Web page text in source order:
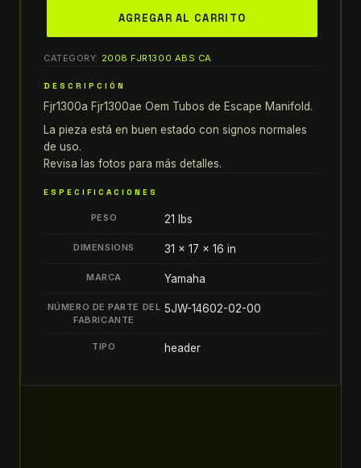
fjr1300a
06-
09
fjr1300ae
OEM
TUBOS
MANIFOLD
AGREGAR AL CARRITO
CATEGORY: 2008 FJR1300 ABS CA
DESCRIPCIÓN
Fjr1300a Fjr1300ae Oem Tubos de Escape Manifold.
La pieza está en buen estado con signos normales
de uso.
Revisa las fotos para más detalles.
ESPECIFICACIONES
PESO 21 lbs
DIMENSIONS 31 × 17 × 16 in
MARCA Yamaha
NÚMERO DE PARTE DEL
FABRICANTE
5JW-14602-02-00
TIPO header